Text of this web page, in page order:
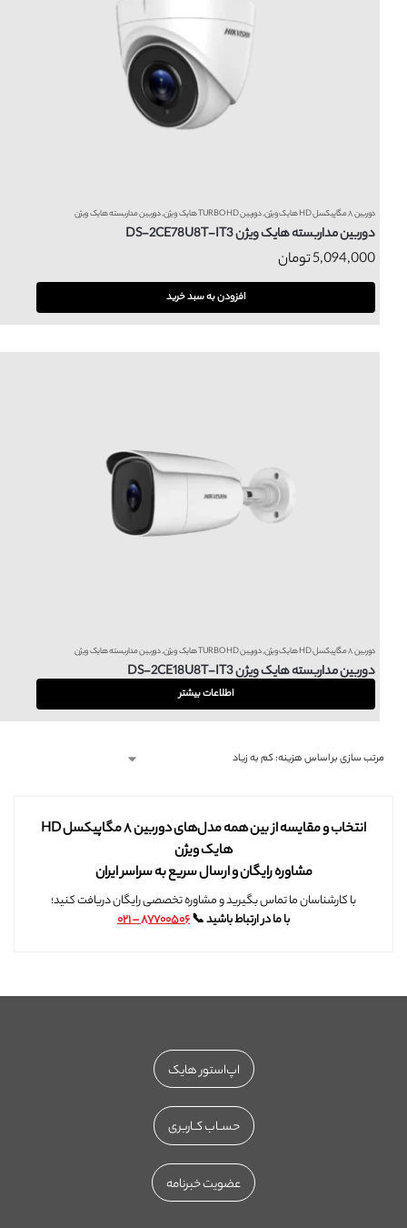
دوربین ۸ مگاپیکسل HD هایک ویژن ,دوربین TURBO HD هایک ویژن ,دوربین مداربسته هایک ویژن
دوربین مداربسته هایک ویژن DS-2CE78U8T-IT3
5,094,000تومان
افزودن به سبد خرید
دوربین ۸ مگاپیکسل HD هایک ویژن ,دوربین TURBO HD هایک ویژن ,دوربین مداربسته هایک ویژن
دوربین مداربسته هایک ویژن DS-2CE18U8T-IT3
اطلاعات بیشتر
انتخاب و مقایسه از بین همه مدل‌های دوربین ۸ مگاپیکسل HD
هایک ویژن
مشاوره رایگان و ارسال سریع به سراسر ایران
با کارشناسان ما تماس بگیرید و مشاوره تخصصی رایگان دریافت کنید؛
با ما در ارتباط باشید 📞۸۷۷۰۰۵۰۶ – ۰۲۱
اپ‌استور هایک
حســاب کــاربری
عضویت خبرنامه